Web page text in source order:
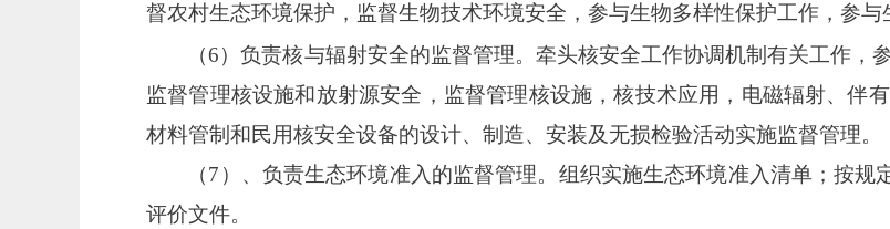
督农村生态环境保护，监督生物技术环境安全，参与生物多样性保护工作，参与
（6）负责核与辐射安全的监督管理。牵头核安全工作协调机制有关工作，
监督管理核设施和放射源安全，监督管理核设施，核技术应用，电磁辐射、伴
材料管制和民用核安全设备的设计、制造、安装及无损检验活动实施监督管理。
（7 ）
、负责生态环境准入的监督管理。组织实施生态环境准入清单；按
评价文件。